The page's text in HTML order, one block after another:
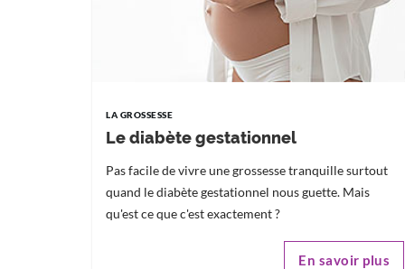
LA GROSSESSE
Le diabète gestationnel
Pas facile de vivre une grossesse tranquille surtout
quand le diabète gestationnel nous guette. Mais
qu'est ce que c'est exactement ?
En savoir plus